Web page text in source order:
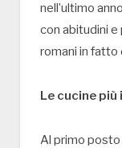
nell’ultimo
con abitudini
romani in fatto
Le cucine
Al primo